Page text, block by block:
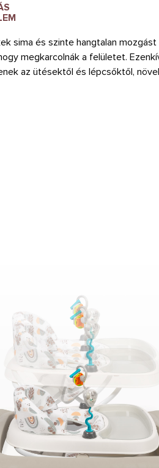
sima és szinte hangtalan
megkarcolnák a felületet.
az ütésektől és lépcsőktől,